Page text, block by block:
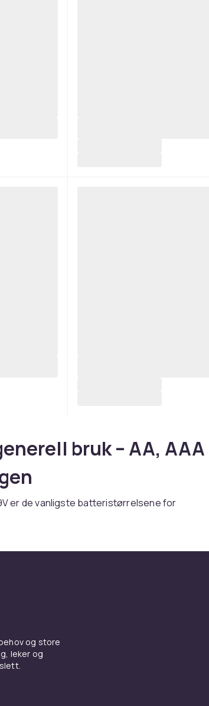
bruk – AA, AAA
er de vanligste batteristørrelsene for
til generell bruk fra ledende produsenter til
brede sortiment dekker alle prisklasser,
og store
leker og